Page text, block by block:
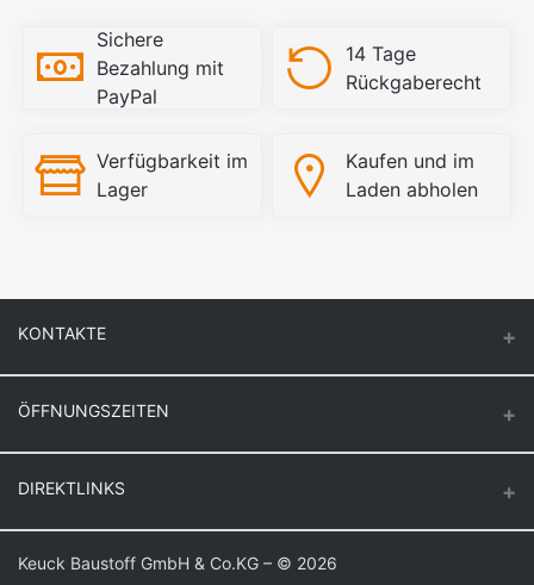
Sichere
Bezahlung mit
PayPal
14 Tage
Rückgaberecht
Verfügbarkeit im
Lager
Kaufen und im
Laden abholen
KONTAKTE
47918 Tönisvorst
Auf Google Maps anzeigen
ÖFFNUNGSZEITEN
Montag – Donnerstag
6:30 – 16:00
DIREKTLINKS
Login
Keuck Baustoff GmbH & Co.KG – © 2026